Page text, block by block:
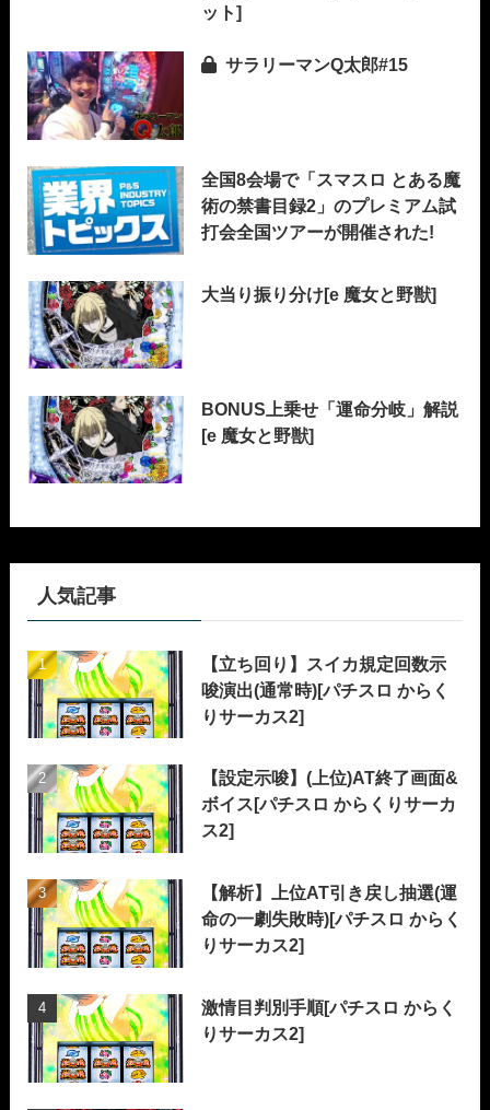
ット]
サラリーマンQ太郎#15
全国8会場で「スマスロ とある魔
術の禁書目録2」のプレミアム試
打会全国ツアーが開催された!
大当り振り分け[e 魔女と野獣]
BONUS上乗せ「運命分岐」解説
[e 魔女と野獣]
人気記事
【立ち回り】スイカ規定回数示
唆演出(通常時)[パチスロ からく
りサーカス2]
【設定示唆】(上位)AT終了画面&
ボイス[パチスロ からくりサーカ
ス2]
【解析】上位AT引き戻し抽選(運
命の一劇失敗時)[パチスロ からく
りサーカス2]
激情目判別手順[パチスロ からく
りサーカス2]